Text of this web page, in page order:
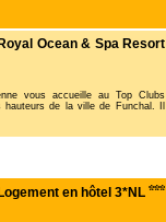
Ocean & Spa Resort
vous accueille au Top Clubs
de la ville de Funchal. Il
en hôtel 3*NL